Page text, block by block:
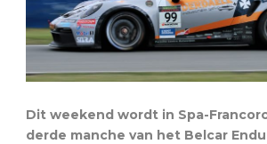
Dit weekend wordt in Spa-
derde manche van het Belcar